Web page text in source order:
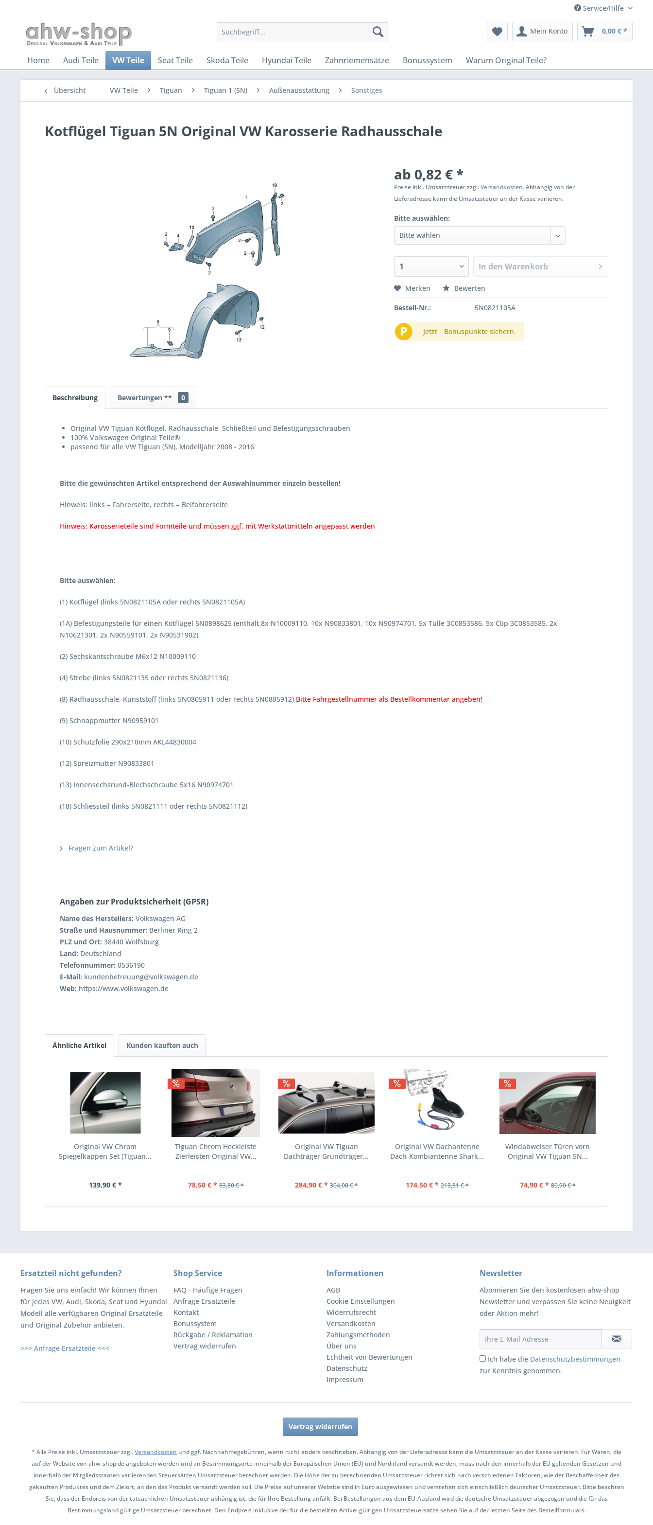
Service/Hilfe
Mein Konto 0,00 € *
Home Audi Teile VW Teile Seat Teile Skoda Teile Hyundai Teile Zahnriemensätze Bonussystem Warum Original Teile?
Übersicht VW Teile Tiguan Tiguan 1 (5N) Außenausstattung Sonstiges
Kotflügel Tiguan 5N Original VW Karosserie Radhausschale
ab 0,82 € *
Preise inkl. Umsatzsteuer zzgl.Versandkosten. Abhängig von der
Lieferadresse kann die Umsatzsteuer an der Kasse variieren.
Bitte auswählen:
In den Warenkorb
Merken Bewerten
Bestell-Nr.: 5N0821105A
P Jetzt Bonuspunkte sichern
Beschreibung Bewertungen ** 0
Original VW Tiguan Kotflügel, Radhausschale, Schließteil und Befestigungsschrauben
100% Volkswagen Original Teile®
passend für alle VW Tiguan (5N), Modelljahr 2008 - 2016
Bitte die gewünschten Artikel entsprechend der Auswahlnummer einzeln bestellen!
Hinweis: links = Fahrerseite, rechts = Beifahrerseite
Hinweis: Karosserieteile sind Formteile und müssen ggf. mit Werkstattmitteln angepasst werden
Bitte auswählen:
(1) Kotflügel (links 5N0821105A oder rechts 5N0821105A)
(1A) Befestigungsteile für einen Kotflügel 5N0898625 (enthält 8x N10009110, 10x N90833801, 10x N90974701, 5x Tülle 3C0853586, 5x Clip 3C0853585, 2x
N10621301, 2x N90559101, 2x N90531902)
(2) Sechskantschraube M6x12 N10009110
(4) Strebe (links 5N0821135 oder rechts 5N0821136)
(8) Radhausschale, Kunststoff (links 5N0805911 oder rechts 5N0805912) Bitte Fahrgestellnummer als Bestellkommentar angeben!
(9) Schnappmutter N90959101
(10) Schutzfolie 290x210mm AKL44830004
(12) Spreizmutter N90833801
(13) Innensechsrund-Blechschraube 5x16 N90974701
(18) Schliessteil (links 5N0821111 oder rechts 5N0821112)
Fragen zum Artikel?
Angaben zur Produktsicherheit (GPSR)
Name des Herstellers: Volkswagen AG
Straße und Hausnummer: Berliner Ring 2
PLZ und Ort: 38440 Wolfsburg
Land: Deutschland
Telefonnummer: 0536190
E-Mail: kundenbetreuung@volkswagen.de
Web: https://www.volkswagen.de
Ähnliche Artikel Kunden kauften auch
Original VW Chrom
Spiegelkappen Set (Tiguan...
139,90 € *
Tiguan Chrom Heckleiste
Zierleisten Original VW...
78,50 € * 83,80 € *
Original VW Tiguan
Dachträger Grundträger...
284,90 € * 304,00 € *
Original VW Dachantenne
Dach-Kombiantenne Shark...
174,50 € * 213,81 € *
Windabweiser Türen vorn
Original VW Tiguan 5N...
74,90 € * 80,90 € *
Ersatzteil nicht gefunden?
Fragen Sie uns einfach! Wir können Ihnen
für jedes VW, Audi, Skoda, Seat und Hyundai
Modell alle verfügbaren Original Ersatzteile
und Original Zubehör anbieten.
>>> Anfrage Ersatzteile <<<
Shop Service
FAQ - Häufige Fragen
Anfrage Ersatzteile
Kontakt
Bonussystem
Rückgabe / Reklamation
Vertrag widerrufen
Informationen
AGB
Cookie Einstellungen
Widerrufsrecht
Versandkosten
Zahlungsmethoden
Über uns
Echtheit von Bewertungen
Datenschutz
Impressum
Newsletter
Abonnieren Sie den kostenlosen ahw-shop
Newsletter und verpassen Sie keine Neuigkeit
oder Aktion mehr!
Ich habe die Datenschutzbestimmungen
zur Kenntnis genommen.
Vertrag widerrufen
* Alle Preise inkl. Umsatzsteuer zzgl.Versandkosten und ggf. Nachnahmegebühren, wenn nicht anders beschrieben. Abhängig von der Lieferadresse kann die Umsatzsteuer an der Kasse variieren. Für Waren, die
auf der Website von ahw-shop.de angeboten werden und an Bestimmungsorte innerhalb der Europäischen Union (EU) und Nordirland versandt werden, muss nach den innerhalb der EU geltenden Gesetzen und
innerhalb der Mitgliedsstaaten variierenden Steuersätzen Umsatzsteuer berechnet werden. Die Höhe der zu berechnenden Umsatzsteuer richtet sich nach verschiedenen Faktoren, wie der Beschaffenheit des
gekauften Produktes und dem Zielort, an den das Produkt versandt werden soll. Die Preise auf unserer Website sind in Euro ausgewiesen und verstehen sich einschließlich deutscher Umsatzsteuer. Bitte beachten
Sie, dass der Endpreis von der tatsächlichen Umsatzsteuer abhängig ist, die für Ihre Bestellung anfällt. Bei Bestellungen aus dem EU-Ausland wird die deutsche Umsatzsteuer abgezogen und die für das
Bestimmungsland gültige Umsatzsteuer berechnet. Den Endpreis inklusive der für die bestellten Artikel gültigen Umsatzsteuersätze sehen Sie auf der letzten Seite des Bestellformulars.